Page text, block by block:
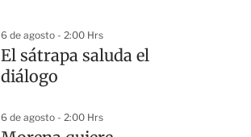
6 de agosto - 2:00 Hrs
El sátrapa saluda el
diálogo
6 de agosto - 2:00 Hrs